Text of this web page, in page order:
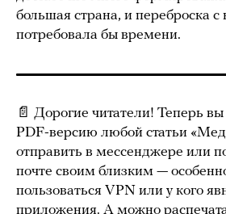
большая страна, и переброска с
потребовала бы времени.
📄 Дорогие читатели! Теперь
PDF-версию любой статьи
отправить в мессенджере или
почте своим близким —
пользоваться VPN или у кого
приложения. А можно